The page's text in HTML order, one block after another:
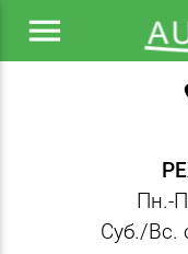
menu
Пн.-
Суб./Вс.